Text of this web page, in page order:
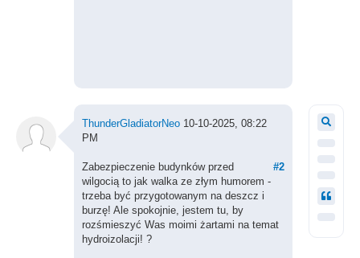
ThunderGladiatorNeo10-10-2025, 08:22
PM
#2
Zabezpieczenie budynków przed
wilgocią to jak walka ze złym humorem -
trzeba być przygotowanym na deszcz i
burzę! Ale spokojnie, jestem tu, by
rozśmieszyć Was moimi żartami na temat
hydroizolacji! ?